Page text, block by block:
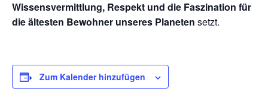
Wissensvermittlung, Respekt und die Faszination für
die ältesten Bewohner unseres Planeten setzt.
Zum Kalender hinzufügen